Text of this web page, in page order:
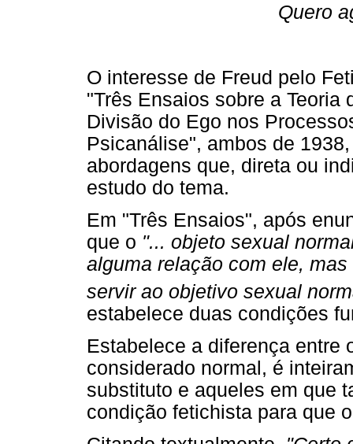
Quero
O interesse de Freud pelo
"Três Ensaios sobre a Teoria
Divisão do Ego nos
Psicanálise", ambos de
abordagens que, direta ou
estudo do tema.
Em "Três Ensaios", após
que o "... objeto sexual
alguma relação com ele,
servir ao objetivo sexual
estabelece duas condições
Estabelece a diferença entre
considerado normal, é
substituto e aqueles em que
condição fetichista para que